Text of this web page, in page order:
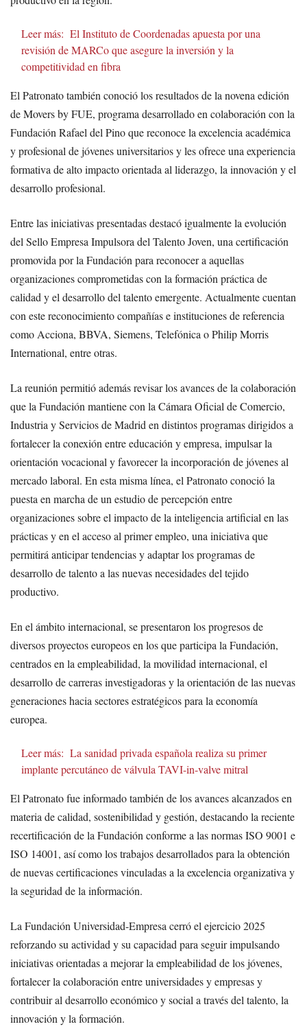
Leer más: El Instituto de Coordenadas apuesta por una
revisión de MARCo que asegure la inversión y la
competitividad en fibra
El Patronato también conoció los resultados de la novena edición
de Movers by FUE, programa desarrollado en colaboración con la
Fundación Rafael del Pino que reconoce la excelencia académica
y profesional de jóvenes universitarios y les ofrece una experiencia
formativa de alto impacto orientada al liderazgo, la innovación y el
desarrollo profesional.
Entre las iniciativas presentadas destacó igualmente la evolución
del Sello Empresa Impulsora del Talento Joven, una certificación
promovida por la Fundación para reconocer a aquellas
organizaciones comprometidas con la formación práctica de
calidad y el desarrollo del talento emergente. Actualmente cuentan
con este reconocimiento compañías e instituciones de referencia
como Acciona, BBVA, Siemens, Telefónica o Philip Morris
International, entre otras.
La reunión permitió además revisar los avances de la colaboración
que la Fundación mantiene con la Cámara Oficial de Comercio,
Industria y Servicios de Madrid en distintos programas dirigidos a
fortalecer la conexión entre educación y empresa, impulsar la
orientación vocacional y favorecer la incorporación de jóvenes al
mercado laboral. En esta misma línea, el Patronato conoció la
puesta en marcha de un estudio de percepción entre
organizaciones sobre el impacto de la inteligencia artificial en las
prácticas y en el acceso al primer empleo, una iniciativa que
permitirá anticipar tendencias y adaptar los programas de
desarrollo de talento a las nuevas necesidades del tejido
productivo.
En el ámbito internacional, se presentaron los progresos de
diversos proyectos europeos en los que participa la Fundación,
centrados en la empleabilidad, la movilidad internacional, el
desarrollo de carreras investigadoras y la orientación de las nuevas
generaciones hacia sectores estratégicos para la economía
europea.
Leer más: La sanidad privada española realiza su primer
implante percutáneo de válvula TAVI-in-valve mitral
El Patronato fue informado también de los avances alcanzados en
materia de calidad, sostenibilidad y gestión, destacando la reciente
recertificación de la Fundación conforme a las normas ISO 9001 e
ISO 14001, así como los trabajos desarrollados para la obtención
de nuevas certificaciones vinculadas a la excelencia organizativa y
la seguridad de la información.
La Fundación Universidad-Empresa cerró el ejercicio 2025
reforzando su actividad y su capacidad para seguir impulsando
iniciativas orientadas a mejorar la empleabilidad de los jóvenes,
fortalecer la colaboración entre universidades y empresas y
contribuir al desarrollo económico y social a través del talento, la
innovación y la formación.